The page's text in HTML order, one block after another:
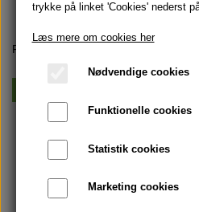
HJEM
KOST &
SOMMER &
Forside
trykke på linket 'Cookies' nederst
Læs mere om cookies her
Nødvendige cookies
Funktionelle cookies
Statistik cookies
Marketing cookies